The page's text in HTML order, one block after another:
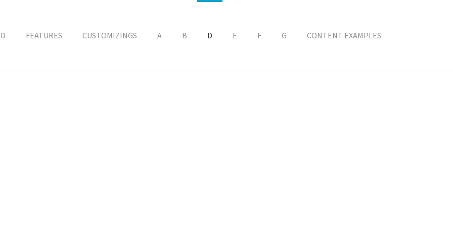
FEATURES CUSTOMIZINGS A B D E F G CONTENT EXAMPLES